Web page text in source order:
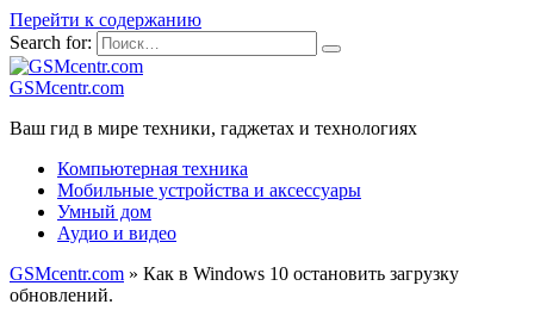
Перейти к содержанию
Search for:
GSMcentr.com
Ваш гид в мире техники, гаджетах и технологиях
Компьютерная техника
Мобильные устройства и аксессуары
Умный дом
Аудио и видео
GSMcentr.com » Как в Windows 10 остановить загрузку
обновлений.